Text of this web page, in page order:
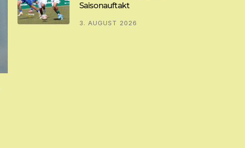
Saisonauftakt
3. AUGUST 2026